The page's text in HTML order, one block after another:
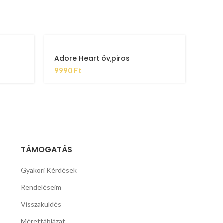
Adore Heart öv,piros
9990 Ft
TÁMOGATÁS
Gyakori Kérdések
Rendeléseim
Visszaküldés
Mérettáblázat